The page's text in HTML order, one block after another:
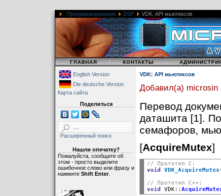
Программирование DSP VDK: API мьютексов
| ГЛАВНАЯ | КОНТАКТЫ |
English Version
Die deutsche Version
Карта сайта
Поделиться
Расширенный поиск
Нашли опечатку?
Пожалуйста, сообщите об
этом - просто выделите
ошибочное слово или фразу и
нажмите Shift Enter.
VDK: API мьютексов
Добавил(а) microsin
Перевод
даташита [1].
семафоров,
[AcquireMutex]
// Прототип C:
void
VDK_AcquireMutex
// Прототип C++:
void
VDK::